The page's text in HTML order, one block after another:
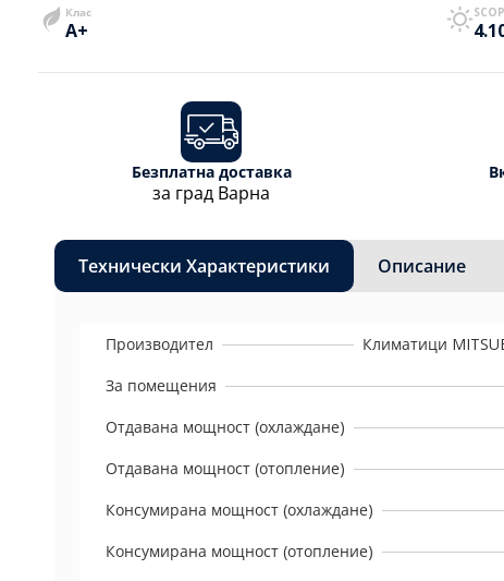
Клас
A+
SCOP
Безплатна доставка
за град Варна
Технически Характеристики Описание
Производител
Климатици
За помещения
Отдавана мощност (охлаждане)
Отдавана мощност (отопление)
Консумирана мощност (охлаждане)
Консумирана мощност (отопление)